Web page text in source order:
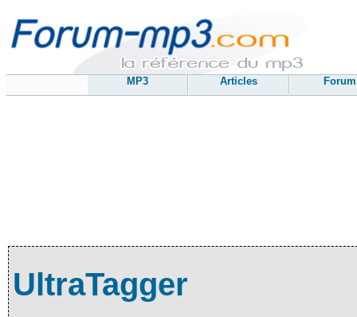
MP3 Articles Forum
UltraTagger